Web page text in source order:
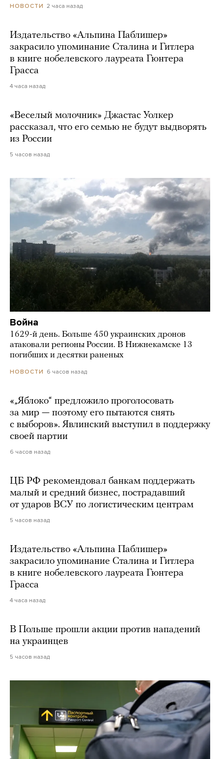
НОВОСТИ 2 часа назад
Издательство «Альпина Паблишер»
закрасило упоминание Сталина и Гитлера
в книге нобелевского лауреата Гюнтера
Грасса
4 часа назад
«Веселый молочник» Джастас Уолкер
рассказал, что его семью не будут выдворять
из России
5 часов назад
Война
1629-й день. Больше 450 украинских дронов
атаковали регионы России. В Нижнекамске 13
погибших и десятки раненых
НОВОСТИ 6 часов назад
«„Яблоко“ предложило проголосовать
за мир — поэтому его пытаются снять
с выборов». Явлинский выступил в поддержку
своей партии
6 часов назад
ЦБ РФ рекомендовал банкам поддержать
малый и средний бизнес, пострадавший
от ударов ВСУ по логистическим центрам
5 часов назад
Издательство «Альпина Паблишер»
закрасило упоминание Сталина и Гитлера
в книге нобелевского лауреата Гюнтера
Грасса
4 часа назад
В Польше прошли акции против нападений
на украинцев
5 часов назад